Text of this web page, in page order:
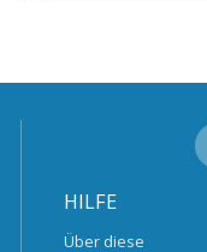
HILFE
Über diese